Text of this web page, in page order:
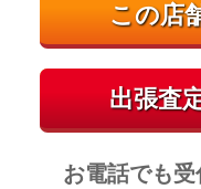
お電話でも受